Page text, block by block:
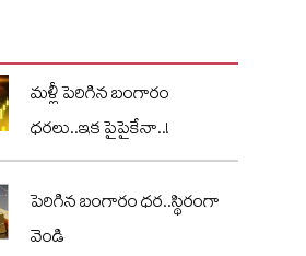
మళ్లీ పెరిగిన బంగారం
ధరలు..ఇక పైపైకేనా..!
పెరిగిన బంగారం ధర..స్థిరంగా
వెండి